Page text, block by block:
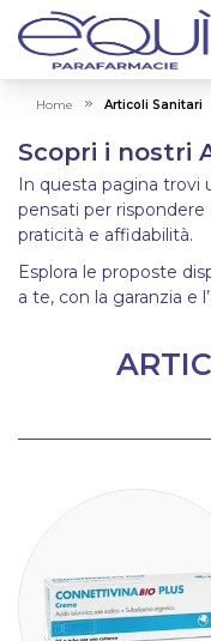
Home Articoli Sanitari
Scopri i nostri
In questa pagina trovi
pensati per
praticità e affidabilità.
Esplora le proposte
a te, con la garanzia e